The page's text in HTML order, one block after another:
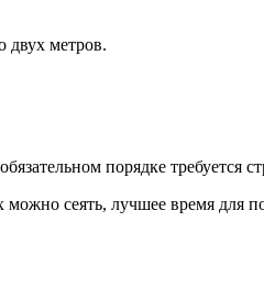
двух метров.
порядке требуется
сеять, лучшее время для